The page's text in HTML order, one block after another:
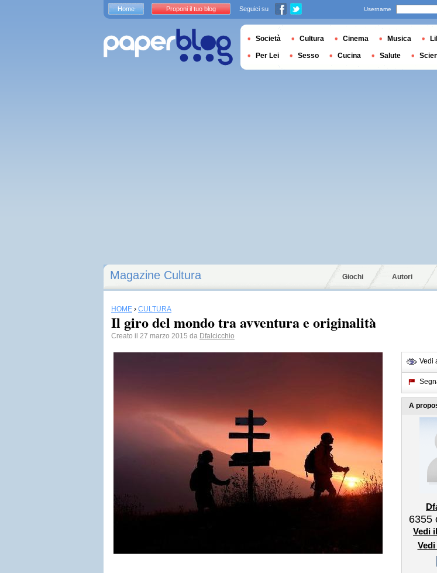
Magazine Cultura Giochi Autori
HOME › CULTURA
Il giro del mondo tra avventura e originalità
Creato il 27 marzo 2015 da Dfalcicchio
Vedi
A
6355
Vedi
Home Proponi il tuo blog Seguici su Username
Società Cultura Cinema Musica
Per Lei Sesso Cucina Salute